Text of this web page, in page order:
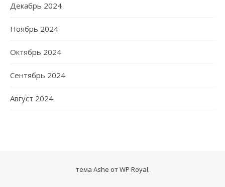
Декабрь 2024
Ноябрь 2024
Октябрь 2024
Сентябрь 2024
Август 2024
тема Ashe отWP Royal.